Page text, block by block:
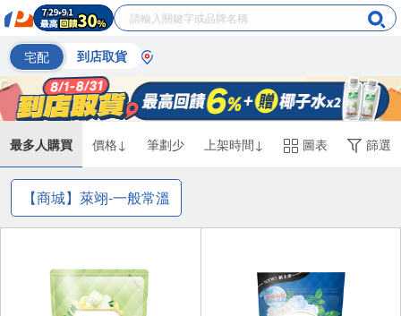
宅配 到店取貨
最多人購買 價格↓ 筆劃少 上架時間↓ 圖表 篩選
【商城】萊翊-一般常溫